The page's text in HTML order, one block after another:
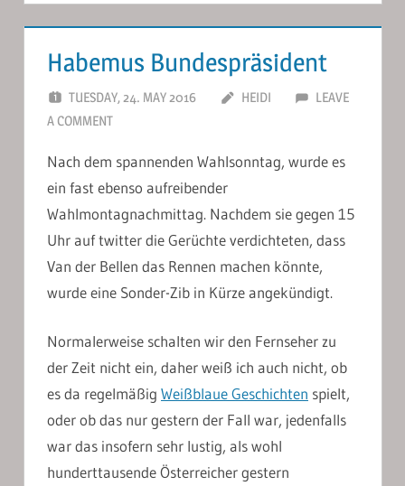
Habemus Bundespräsident
TUESDAY, 24. MAY 2016 HEIDI
LEAVE
A COMMENT
Nach dem spannenden Wahlsonntag, wurde es
ein fast ebenso aufreibender
Wahlmontagnachmittag. Nachdem sie gegen 15
Uhr auf twitter die Gerüchte verdichteten, dass
Van der Bellen das Rennen machen könnte,
wurde eine Sonder-Zib in Kürze angekündigt.
Normalerweise schalten wir den Fernseher zu
der Zeit nicht ein, daher weiß ich auch nicht, ob
es da regelmäßig Weißblaue Geschichten spielt,
oder ob das nur gestern der Fall war, jedenfalls
war das insofern sehr lustig, als wohl
hunderttausende Österreicher gestern